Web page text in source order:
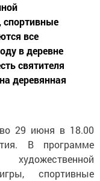
спортивные
все
в деревне
святителя
деревянная
29 июня в 18.00
В программе
спортивные